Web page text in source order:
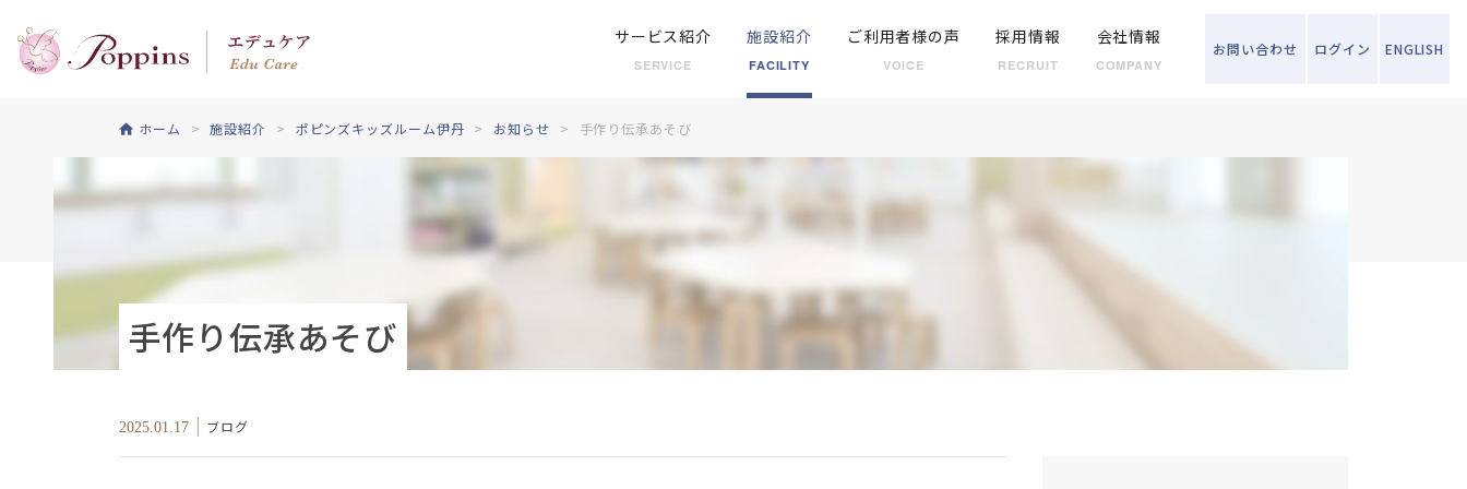
ログイン
お問い合わせ ENGLISH
サービス紹介
SERVICE
施設紹介
FACILITY
ご利用者様の声
VOICE
採用情報
RECRUIT
会社情報
COMPANY
ホーム 施設紹介 ポピンズキッズルーム伊丹 お知らせ 手作り伝承あそび
手作り伝承あそび
2025.01.17 ブログ